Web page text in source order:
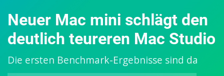
Neuer Mac mini schlägt den
deutlich teureren Mac Studio
Die ersten Benchmark-Ergebnisse sind da